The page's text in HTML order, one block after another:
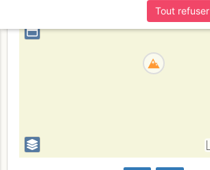
Tout refuser